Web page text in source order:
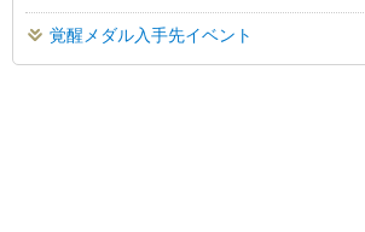
覚醒メダル入手先イベント